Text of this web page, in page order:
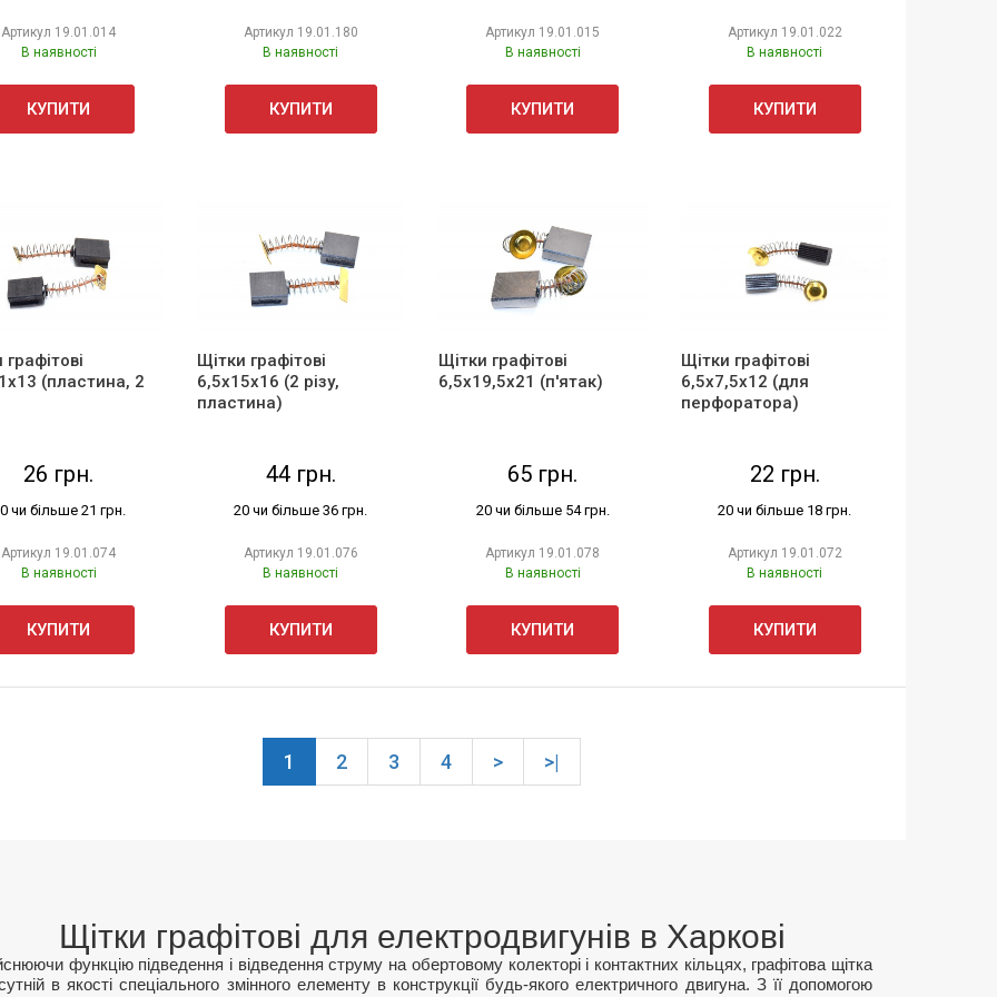
Артикул 19.01.014
В наявності
КУПИТИ
Артикул 19.01.180
В наявності
КУПИТИ
Артикул 19.01.015
В наявності
КУПИТИ
Артикул 19.01.022
В наявності
КУПИТИ
(пластина, 2
26 грн.
чи більше 21 грн.
Артикул 19.01.074
В наявності
КУПИТИ
Щітки графітові
6,5х15х16 (2 різу,
пластина)
44 грн.
20 чи більше 36 грн.
Артикул 19.01.076
В наявності
КУПИТИ
Щітки графітові
6,5х19,5х21 (п'ятак)
65 грн.
20 чи більше 54 грн.
Артикул 19.01.078
В наявності
КУПИТИ
Щітки графітові
6,5х7,5х12 (для
перфоратора)
22 грн.
20 чи більше 18 грн.
Артикул 19.01.072
В наявності
КУПИТИ
1 2 3 4 > >|
Щітки графітові для електродвигунів в Харкові
функцію підведення і відведення струму на обертовому колекторі і контактних кільцях, графітова щітка
в якості спеціального змінного елементу в конструкції будь-якого електричного двигуна. З її допомогою